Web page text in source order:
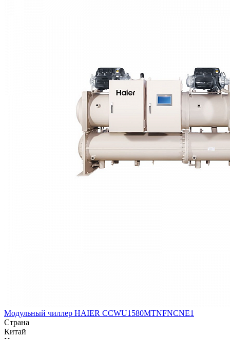
Модульный чиллер HAIER CCWU1580MTNFNCNE1
Страна
Китай